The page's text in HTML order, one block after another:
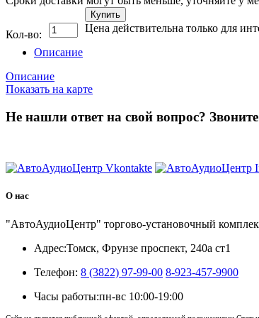
Кол-во:
Купить
Цена действительна только для
Описание
Описание
Показать на карте
Не нашли ответ на свой вопрос?
О нас
"АвтоАудиоЦентр" торгово-установочный
Адрес:Томск, Фрунзе проспект, 240а ст1
Телефон: 8 (3822) 97-99-00 8-923-457-9900
Часы работы:пн-вс 10:00-19:00